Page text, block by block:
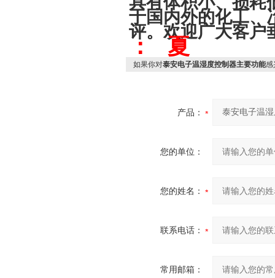
于国内外的化工、
评。欢迎广大客户
： 夏
如果你对泰安电子温湿度控制器主要功能感
产品：
您的单位：
您的姓名：
联系电话：
常用邮箱：